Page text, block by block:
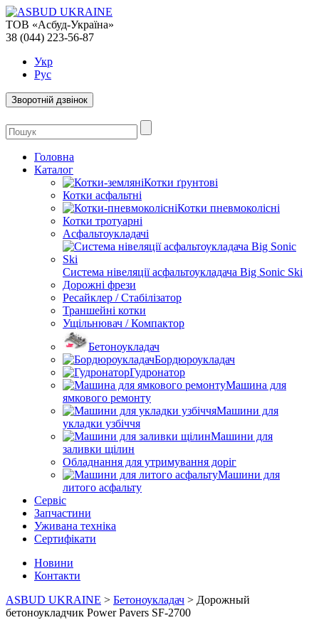
ТОВ «Асбуд-Україна»
38 (044) 223-56-87
Укр
Рус
Зворотній дзвінок
Головна
Каталог
Котки ґрунтові
Котки асфальтні
Котки пневмоколісні
Котки тротуарні
Асфальтоукладачі
Система нівеляції асфальтоукладача Big Sonic Ski
Дорожні фрези
Ресайклер / Стабілізатор
Траншейні котки
Ущільнювач / Компактор
Бетоноукладач
Бордюроукладач
Гудронатор
Машина для
ямкового ремонту
Машини для
укладки узбіччя
Машини для
заливки щілин
Обладнання для утримування доріг
Машини для
литого асфальту
Сервіс
Запчастини
Уживана техніка
Сертифікати
Новини
Контакти
ASBUD UKRAINE > Бетоноукладач > Дорожный
бетоноукладчик Power Pavers SF-2700